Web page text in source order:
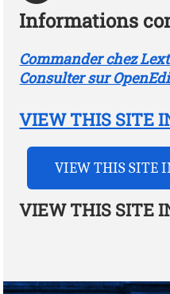
Informations
Commander chez
Consulter sur
VIEW THIS SITE
VIEW THIS SITE
VIEW THIS SITE